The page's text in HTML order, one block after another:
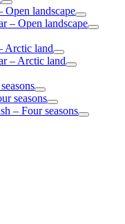
Open landscape
– Open landscape
Arctic land
– Arctic land
seasons
– Four seasons